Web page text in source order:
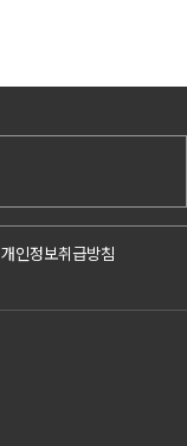
개인정보취급방침